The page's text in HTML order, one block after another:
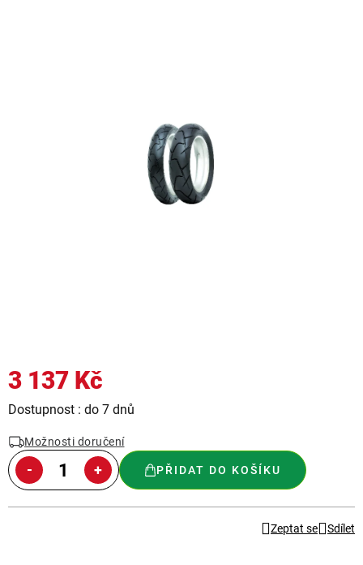
3 137 Kč
Měrná
Dostupnost : do 7 dnů
Možnosti doručení
PŘIDAT DO KOŠÍKU
Zeptat se Sdílet